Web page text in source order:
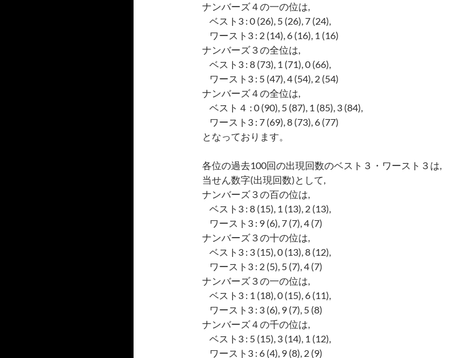
ナンバーズ４の一の位は,
ベスト3 : 0 (26), 5 (26), 7 (24),
ワースト3 : 2 (14), 6 (16), 1 (16)
ナンバーズ３の全位は,
ベスト3 : 8 (73), 1 (71), 0 (66),
ワースト3 : 5 (47), 4 (54), 2 (54)
ナンバーズ４の全位は,
ベスト４ : 0 (90), 5 (87), 1 (85), 3 (84),
ワースト3 : 7 (69), 8 (73), 6 (77)
となっております。
各位の過去100回の出現回数のベスト３・ワースト３は,
当せん数字(出現回数)として,
ナンバーズ３の百の位は,
ベスト3 : 8 (15), 1 (13), 2 (13),
ワースト3 : 9 (6), 7 (7), 4 (7)
ナンバーズ３の十の位は,
ベスト3 : 3 (15), 0 (13), 8 (12),
ワースト3 : 2 (5), 5 (7), 4 (7)
ナンバーズ３の一の位は,
ベスト3 : 1 (18), 0 (15), 6 (11),
ワースト3 : 3 (6), 9 (7), 5 (8)
ナンバーズ４の千の位は,
ベスト3 : 5 (15), 3 (14), 1 (12),
ワースト3 : 6 (4), 9 (8), 2 (9)